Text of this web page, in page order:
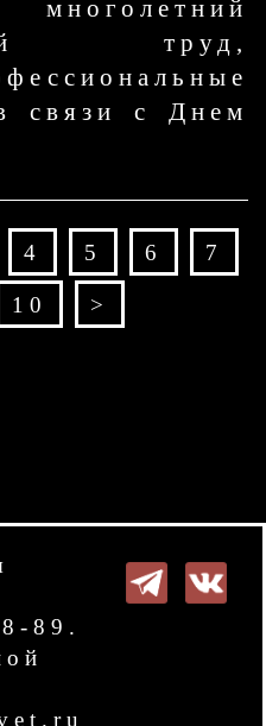
труд,
связи с Днем
4 5 6 7
10 >
89.